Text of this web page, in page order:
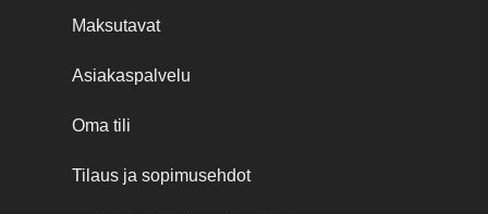
Maksutavat
Asiakaspalvelu
Oma tili
Tilaus ja sopimusehdot